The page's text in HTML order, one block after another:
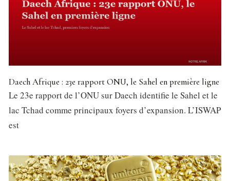
Daech Afrique : 23e rapport ONU, le Sahel en première ligne
Le 23e rapport de l’ONU sur Daech identifie le Sahel et le
lac Tchad comme principaux foyers d’expansion. L’ISWAP
est